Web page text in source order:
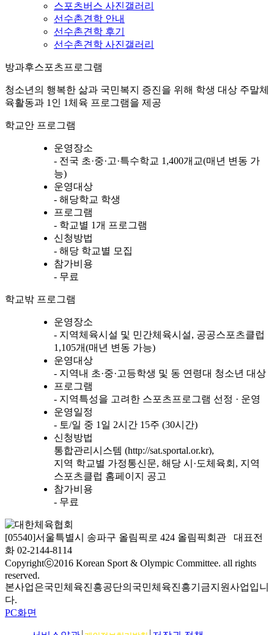
스포츠버스 사진갤러리
선수촌견학 안내
선수촌견학 후기
선수촌견학 사진갤러리
방과후스포츠프로그램
청소년의 행복한 삶과 국민복지 증진을 위해 학생 대상 주말체
육활동과 1인 1체육 프로그램을 제공
학교안 프로그램
운영장소
- 전국 초·중·고·특수학교 1,400개교(매년 변동 가
능)
운영대상
- 해당학교 학생
프로그램
- 학교별 1개 프로그램
신청방법
- 해당 학교별 모집
참가비용
- 무료
학교밖 프로그램
운영장소
- 지역체육시설 및 민간체육시설, 공공스포츠클럽
1,105개(매년 변동 가능)
운영대상
- 지역내 초·중·고등학생 및 동 연령대 청소년 대상
프로그램
- 지역특성을 고려한 스포츠프로그램 선정 · 운영
운영일정
- 토/일 중 1일 2시간 15주 (30시간)
신청방법
통합관리시스템 (http://sat.sportal.or.kr),
지역 학교별 가정통신문, 해당 시·도체육회, 지역
스포츠클럽 홈페이지 공고
참가비용
- 무료
[05540]서울특별시 송파구 올림픽로 424 올림픽회관 대표전
화 02-2144-8114
Copyrightⓒ2016 Korean Sport & Olympic Committee. all rights
reserved.
본사업은국민체육진흥공단의국민체육진흥기금지원사업입니
다.
PC화면